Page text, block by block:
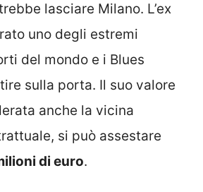
lasciare Milano. L’ex
uno degli estremi
del mondo e i Blues
sulla porta. Il suo valore
anche la vicina
si può assestare
di euro.